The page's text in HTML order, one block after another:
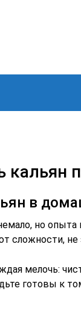
кальян
в
но опыта
не
мелочь:
готовы к